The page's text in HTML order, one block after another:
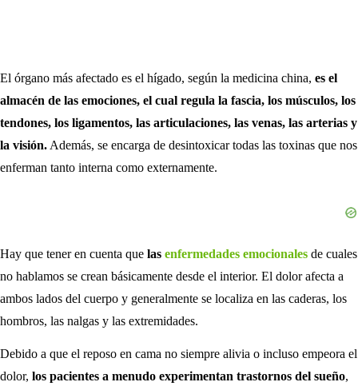
El órgano más afectado es el hígado, según la medicina china, es el
almacén de las emociones, el cual regula la fascia, los músculos, los
tendones, los ligamentos, las articulaciones, las venas, las arterias y
la visión. Además, se encarga de desintoxicar todas las toxinas que nos
enferman tanto interna como externamente.
Hay que tener en cuenta que las enfermedades emocionales de cuales
no hablamos se crean básicamente desde el interior. El dolor afecta a
ambos lados del cuerpo y generalmente se localiza en las caderas, los
hombros, las nalgas y las extremidades.
Debido a que el reposo en cama no siempre alivia o incluso empeora el
dolor, los pacientes a menudo experimentan trastornos del sueño,